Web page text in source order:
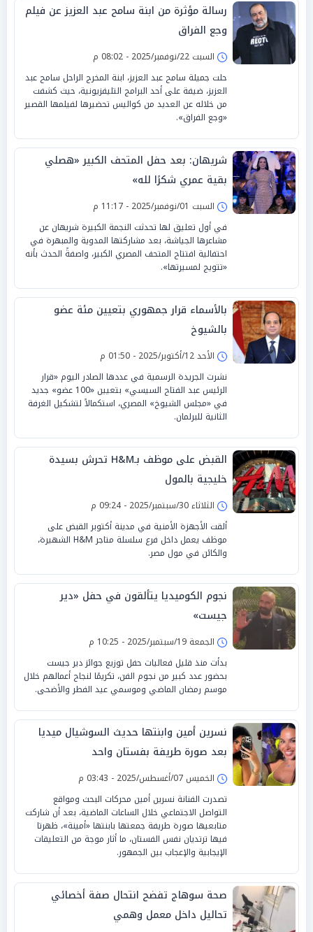
رسالة مؤثرة من ابنة سامح عبد العزيز عن فيلم
وجع الفراق
السبت 22/نوفمبر/2025 - 08:02 م
حلت جميلة سامح عبد العزيز، ابنة المخرج الراحل سامح عبد
العزيز، ضيفة على أحد البرامج التليفزيونية، حيث كشفت
من خلاله عن العديد من كواليس تحضيرها لفيلمها القصير
«وجع الفراق».
شريهان: بعد حفل المتحف الكبير «هصلي
بقية عمري شكرًا لله»
السبت 01/نوفمبر/2025 - 11:17 م
في أول تعليق لها تحدثت النجمة الكبيرة شريهان عن
مشاعرها الجياشة، بعد مشاركتها المدوية والمبهرة في
احتفالية افتتاح المتحف المصري الكبير، واصفةً الحدث بأنه
«تتويج لمسيرتها».
بالأسماء قرار جمهوري بتعيين مئة عضو
بالشيوخ
الأحد 12/أكتوبر/2025 - 01:50 م
نشرت الجريدة الرسمية في عددها الصادر اليوم «قرار
الرئيس عبد الفتاح السيسي» بتعيين «100 عضو» جديد
في «مجلس الشيوخ» المصري، استكمالاً لتشكيل الغرفة
الثانية للبرلمان.
القبض على موظف بـH&M تحرش بسيدة
خليجية بالمول
الثلاثاء 30/سبتمبر/2025 - 09:24 م
ألقت الأجهزة الأمنية في مدينة أكتوبر القبض على
موظف يعمل داخل فرع سلسلة متاجر H&M الشهيرة،
والكائن في مول مصر.
نجوم الكوميديا يتألقون في حفل «دير
جيست»
الجمعة 19/سبتمبر/2025 - 10:25 م
بدأت منذ قليل فعاليات حفل توزيع جوائز دير جيست
بحضور عدد كبير من نجوم الفن، تكريمًا لنجاح أعمالهم خلال
موسم رمضان الماضي وموسمي عيد الفطر والأضحى.
نسرين أمين وابنتها حديث السوشيال ميديا
بعد صورة طريفة بفستان واحد
الخميس 07/أغسطس/2025 - 03:43 م
تصدرت الفنانة نسرين أمين محركات البحث ومواقع
التواصل الاجتماعي خلال الساعات الماضية، بعد أن شاركت
متابعيها صورة طريفة جمعتها بابنتها «أمينة»، ظهرتا
فيها ترتديان نفس الفستان، ما أثار موجة من التعليقات
الإيجابية والإعجاب بين الجمهور.
صحة سوهاج تفضح انتحال صفة أخصائي
تحاليل داخل معمل وهمي